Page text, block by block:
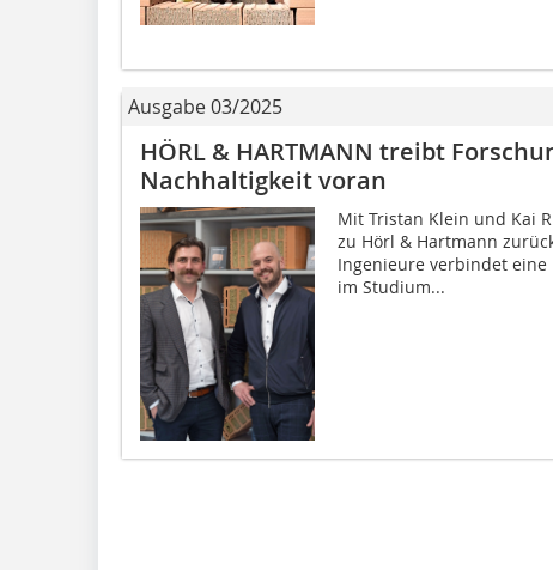
Ausgabe 03/2025
HÖRL & HARTMANN treibt
Nachhaltigkeit voran
Mit Tristan Klein und Kai
zu Hörl & Hartmann
Ingenieure verbindet eine
im Studium...